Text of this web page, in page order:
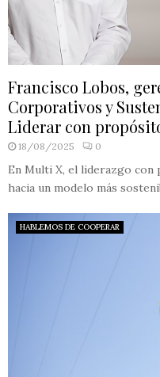
Francisco Lobos,
Corporativos y
Liderar con
18/08/2025 0
En Multi X, el liderazgo
hacia un modelo más
HABLEMOS DE COOPERAR